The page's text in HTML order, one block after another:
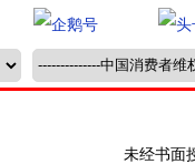
未经书面